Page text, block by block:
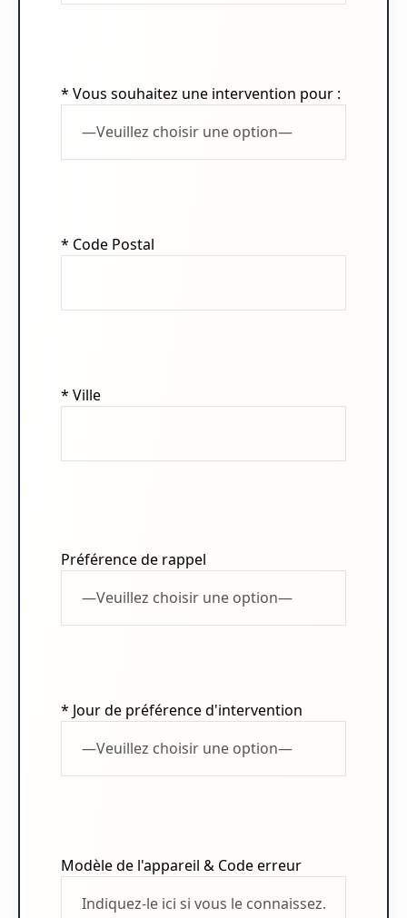
* Vous souhaitez une intervention pour :
* Code Postal
* Ville
Préférence de rappel
* Jour de préférence d'intervention
Modèle de l'appareil & Code erreur